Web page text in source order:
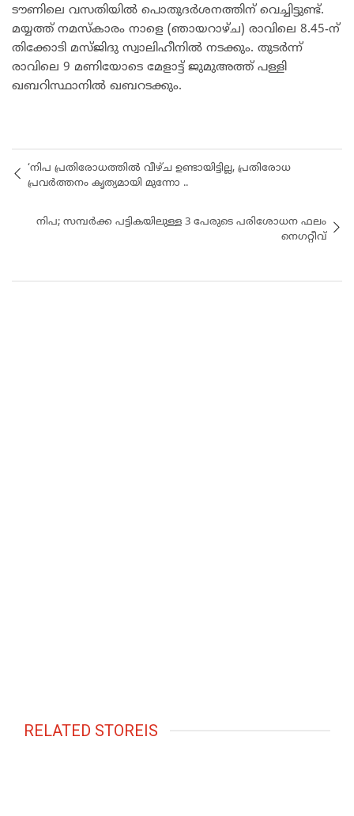
ടൗണിലെ വസതിയിൽ പൊതുദർശനത്തിന് വെച്ചിട്ടുണ്ട്.
മയ്യത്ത് നമസ്‌കാരം നാളെ (ഞായറാഴ്ച) രാവിലെ 8.45-ന്
തിക്കോടി മസ്ജിദു സ്വാലിഹീനിൽ നടക്കും. തുടർന്ന്
രാവിലെ 9 മണിയോടെ മേളാട്ട് ജുമുഅത്ത് പള്ളി
ഖബറിസ്ഥാനിൽ ഖബറടക്കും.
‘നിപ പ്രതിരോധത്തിൽ വീഴ്ച ഉണ്ടായിട്ടില്ല, പ്രതിരോധ
പ്രവർത്തനം കൃത്യമായി മുന്നോ ..
നിപ; സമ്പർക്ക പട്ടികയിലുള്ള 3 പേരുടെ പരിശോധന ഫലം
നെഗറ്റീവ്
RELATED STOREIS